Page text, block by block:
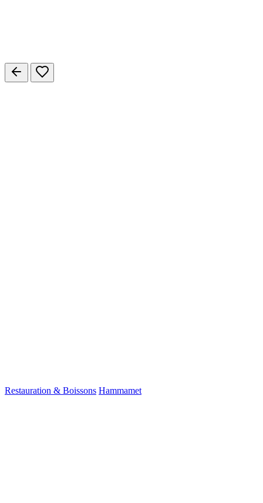
Restauration & Boissons Hammamet